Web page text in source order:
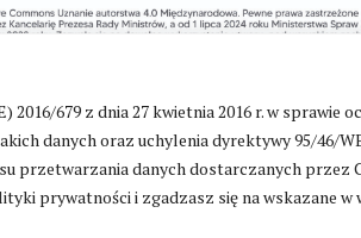
679 z dnia 27 kwietnia 2016 r. w sprawie
danych oraz uchylenia dyrektywy 95/46/
przetwarzania danych dostarczanych przez
prywatności i zgadzasz się na wskazane w
Zmień ustawienia cookies